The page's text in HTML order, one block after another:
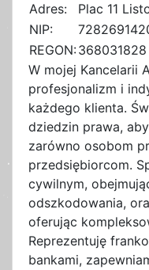
Adres:
Plac 11
NIP:
REGON:368031828
W mojej Kancelarii
profesjonalizm i
każdego klienta.
dziedzin prawa,
zarówno osobom
przedsiębiorcom.
cywilnym,
odszkodowania,
oferując
Reprezentuję
bankami,